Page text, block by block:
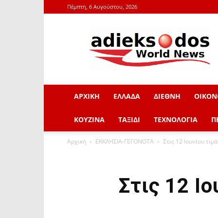
Πέμπτη, 6 Αυγούστου, 2026
adieksodos.gr
ΑΡΧΙΚΗ ΕΛΛΑΔΑ ΔΙΕΘΝΗ
ΚΟΥΖΙΝΑ ΤΑΞΙΔΙ ΤΕΧΝΟΛΟΓΙΑ
Αρχική ΕΚΚΛΗΣΙΑ-ΓΕΓΟΝΟΤΑ Στις 12 Ιουνίου
Στις 12